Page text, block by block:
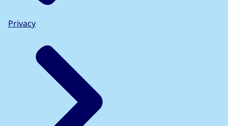
Privacy